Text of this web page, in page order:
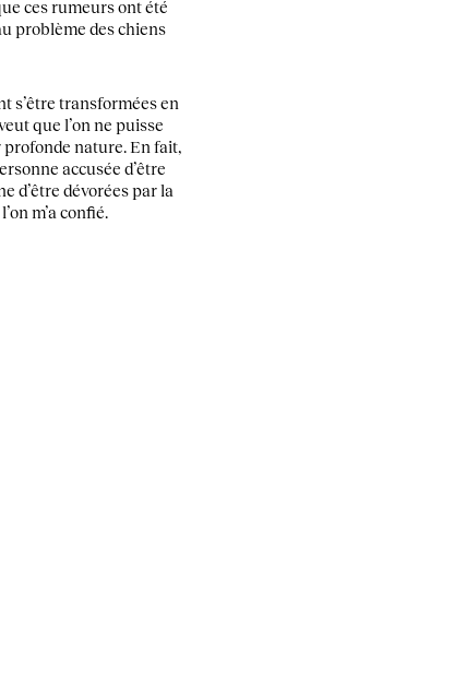
ces rumeurs ont été
problème des chiens
s’être transformées en
que l’on ne puisse
nature. En fait,
accusée d’être
d’être dévorées par la
m’a confié.